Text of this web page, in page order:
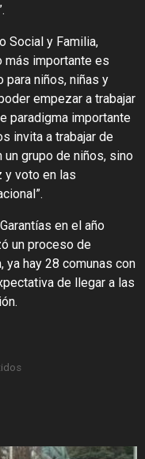
Social y Familia,
más importante es
niños, niñas y
empezar a trabajar
paradigma importante
invita a trabajar de
un grupo de niños, sino
y voto en las
en el año
un proceso de
ya hay 28 comunas con
de llegar a las